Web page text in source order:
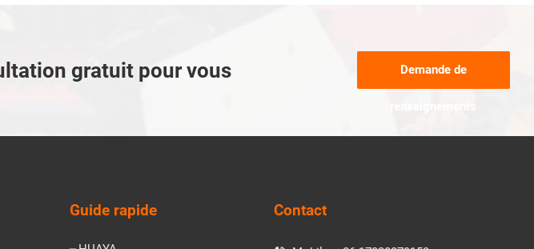
gratuit pour vous Demande de
Guide rapide Contact